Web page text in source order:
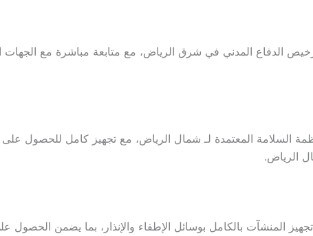
الدفاع المدني في شرق الرياض، مع متابعة مباشرة مع الجهات
السلامة المعتمدة لـ شمال الرياض، مع تجهيز كامل للحصول
الرياض.
المنشآت بالكامل بوسائل الإطفاء والإنذار، بما يضمن